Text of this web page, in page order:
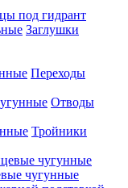
под гидрант
Заглушки
Переходы
Отводы
Тройники
чугунные